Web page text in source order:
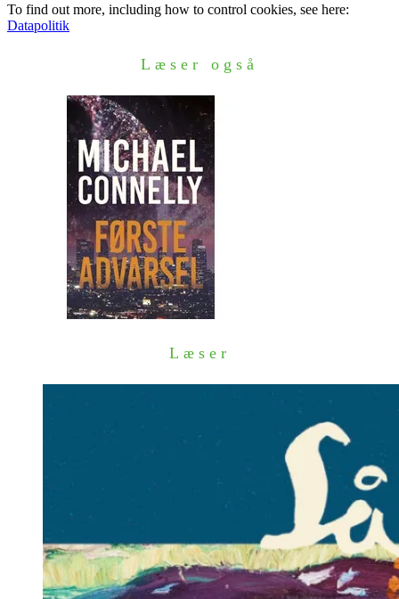
To find out more, including how to control cookies, see here:
Datapolitik
Læser også
Læser